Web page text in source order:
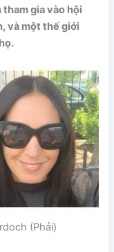
gia vào hội
và một thế giới
(Phải)